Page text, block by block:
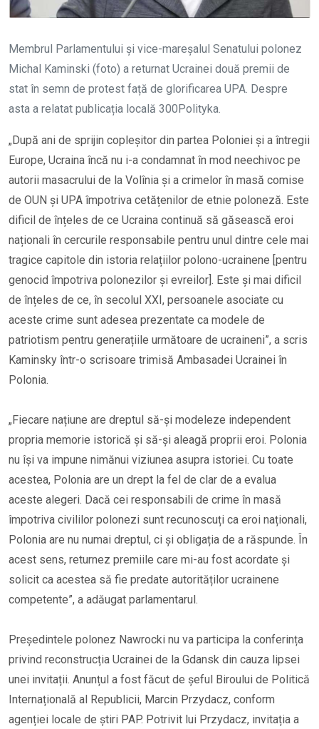
Membrul Parlamentului și vice-mareșalul Senatului polonez
Michal Kaminski (foto) a returnat Ucrainei două premii de
stat în semn de protest față de glorificarea UPA. Despre
asta a relatat publicația locală 300Polityka.
„După ani de sprijin copleșitor din partea Poloniei și a întregii
Europe, Ucraina încă nu i-a condamnat în mod neechivoc pe
autorii masacrului de la Volînia și a crimelor în masă comise
de OUN și UPA împotriva cetățenilor de etnie poloneză. Este
dificil de înțeles de ce Ucraina continuă să găsească eroi
naționali în cercurile responsabile pentru unul dintre cele mai
tragice capitole din istoria relațiilor polono-ucrainene [pentru
genocid împotriva polonezilor și evreilor]. Este și mai dificil
de înțeles de ce, în secolul XXI, persoanele asociate cu
aceste crime sunt adesea prezentate ca modele de
patriotism pentru generațiile următoare de ucraineni”, a scris
Kaminsky într-o scrisoare trimisă Ambasadei Ucrainei în
Polonia.
„Fiecare națiune are dreptul să-și modeleze independent
propria memorie istorică și să-și aleagă proprii eroi. Polonia
nu își va impune nimănui viziunea asupra istoriei. Cu toate
acestea, Polonia are un drept la fel de clar de a evalua
aceste alegeri. Dacă cei responsabili de crime în masă
împotriva civililor polonezi sunt recunoscuți ca eroi naționali,
Polonia are nu numai dreptul, ci și obligația de a răspunde. În
acest sens, returnez premiile care mi-au fost acordate și
solicit ca acestea să fie predate autorităților ucrainene
competente”, a adăugat parlamentarul.
Președintele polonez Nawrocki nu va participa la conferința
privind reconstrucția Ucrainei de la Gdansk din cauza lipsei
unei invitații. Anunțul a fost făcut de șeful Biroului de Politică
Internațională al Republicii, Marcin Przydacz, conform
agenției locale de știri PAP. Potrivit lui Przydacz, invitația a